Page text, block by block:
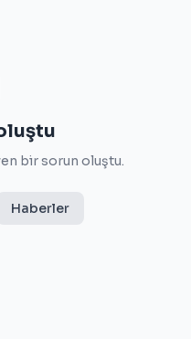
bir sorun oluştu.
Haberler